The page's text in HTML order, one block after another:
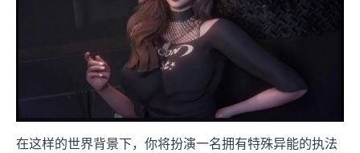
在这样的世界背景下，你将扮演一名拥有特殊异能的执法